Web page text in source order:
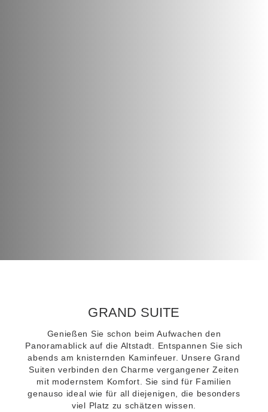
GRAND SUITE
Genießen Sie schon beim Aufwachen den
Panoramablick auf die Altstadt. Entspannen Sie sich
abends am knisternden Kaminfeuer. Unsere Grand
Suiten verbinden den Charme vergangener Zeiten
mit modernstem Komfort. Sie sind für Familien
genauso ideal wie für all diejenigen, die besonders
viel Platz zu schätzen wissen.